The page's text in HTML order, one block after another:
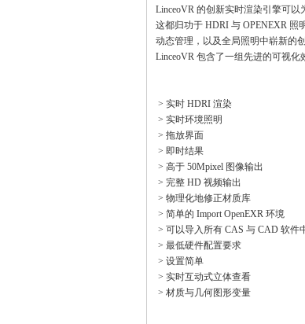
LinceoVR 的创新实时渲染引擎可
这都归功于 HDRI 与 OPENEXR 照
动态管理，以及全局照明中崭新
LinceoVR 包含了一组先进的可视化
> 实时 HDRI 渲染
> 实时环境照明
> 拖放界面
> 即时结果
> 高于 50Mpixel 图像输出
> 完整 HD 视频输出
> 物理化地修正材质库
> 简单的 Import OpenEXR 环境
> 可以导入所有 CAS 与 CAD 软件
> 最低硬件配置要求
> 设置简单
> 实时互动式立体查看
> 材质与几何图形变量